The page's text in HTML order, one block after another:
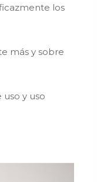
los
más y sobre
y uso